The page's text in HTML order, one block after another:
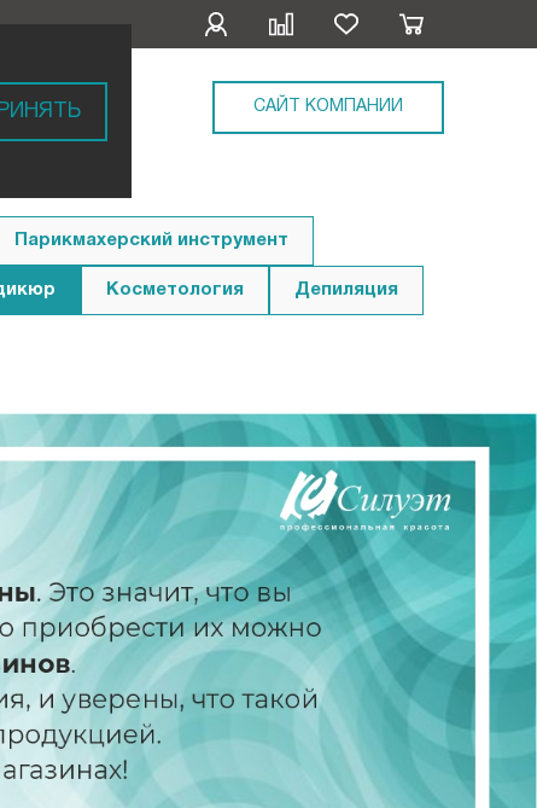
САЙТ КОМПАНИИ
Парикмахерский инструмент
Косметология Депиляция